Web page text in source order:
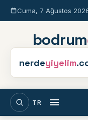
Icerige gec
Cuma, 7 Ağustos
bodrum
nerdeyiyelim
TR